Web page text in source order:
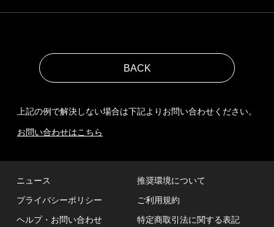
上記の例で解決しない場合は下記よりお問い合わせください。
お問い合わせはこちら
ニュース
推奨環境について
プライバシーポリシー
ご利用規約
ヘルプ・お問い合わせ
特定商取引法に関する表記